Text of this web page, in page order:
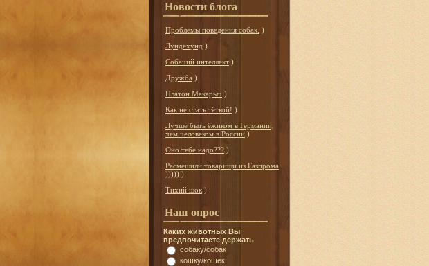
Новости блога
Проблемы поведения собак. )
Лундехунд )
Собачий интеллект )
Дружба )
Платон Макарыч )
Как не стать тёткой! )
Лучше быть ёжиком в Германии,
чем человеком в России )
Оно тебе надо??? )
Расмешили товарищи из Газпрома
))))) )
Тихий шок )
Наш опрос
Каких животных Вы
предпочитаете держать
собаку/собак
кошку/кошек